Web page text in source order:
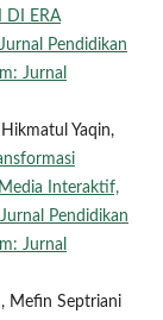
DI ERA
Pendidikan
Jurnal
Yaqin,
Interaktif,
Pendidikan
Jurnal
Mefin Septriani